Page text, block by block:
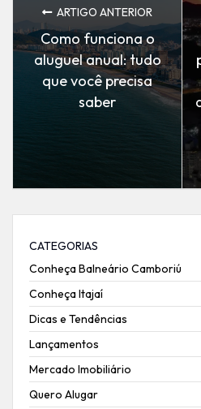
ARTIGO ANTERIOR
Como funciona o
aluguel anual: tudo
que você precisa
saber
CATEGORIAS
Conheça Balneário Camboriú
Conheça Itajaí
Dicas e Tendências
Lançamentos
Mercado Imobiliário
Quero Alugar